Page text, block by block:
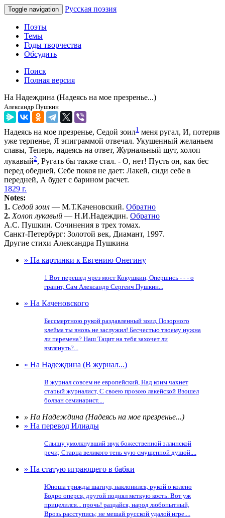
Toggle navigation Русская поэзия
Поэты
Темы
Годы творчества
Обсудить
Поиск
Полная версия
На Надеждина (Надеясь на мое презренье...)
Александр Пушкин
Надеясь на мое презренье, Седой зоил1 меня ругал, И, потеряв
уже терпенье, Я эпиграммой отвечал. Укушенный желаньем
славы, Теперь, надеясь на ответ, Журнальный шут, холоп
лукавый2, Ругать бы также стал. - О, нет! Пусть он, как бес
перед обедней, Себе покоя не дает: Лакей, сиди себе в
передней, А будет с барином расчет.
1829 г.
Notes:
1. Седой зоил — М.Т.Каченовский. Обратно
2. Холоп лукавый — Н.И.Надеждин. Обратно
А.С. Пушкин. Сочинения в трех томах.
Санкт-Петербург: Золотой век, Диамант, 1997.
Другие стихи Александра Пушкина
» На картинки к Евгению Онегину
1 Вот перешед чрез мост Кокушкин, Опершись - - - о
гранит, Сам Александр Сергеич Пушкин...
» На Каченовского
Бессмертною рукой раздавленный зоил, Позорного
клейма ты вновь не заслужил! Бесчестью твоему нужна
ли перемена? Наш Тацит на тебя захочет ли
взглянуть?...
» На Надеждина (В журнал...)
В журнал совсем не европейский, Над коим чахнет
старый журналист, С своею прозою лакейской Взошел
болван семинарист....
» На Надеждина (Надеясь на мое презренье...)
» На перевод Илиады
Слышу умолкнувший звук божественной эллинской
речи; Старца великого тень чую смущенной душой....
» На статую играющего в бабки
Юноша трижды шагнул, наклонился, рукой о колено
Бодро оперся, другой поднял меткую кость. Вот уж
прицелился... прочь! раздайся, народ любопытный,
Врозь расступись; не мешай русской удалой игре....